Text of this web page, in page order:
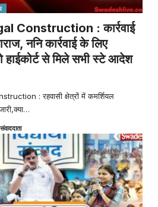
Construction : कार्रवाई
ननि कार्रवाई के लिए
हाईकोर्ट से मिले सभी स्टे आदेश
: रहवासी क्षेत्रों में कमर्शियल
…